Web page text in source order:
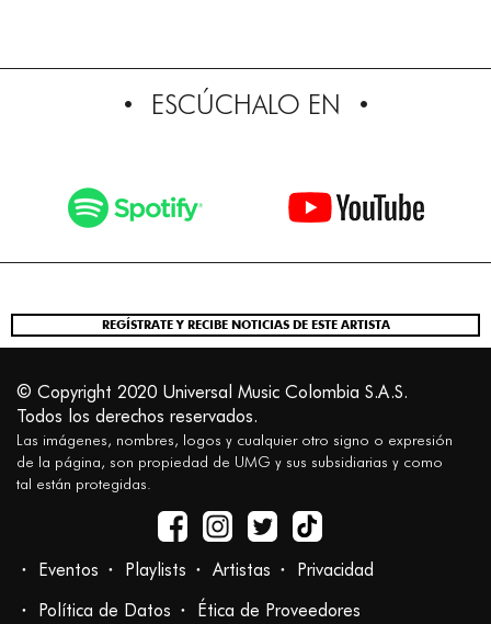
ESCÚCHALO EN
REGÍSTRATE Y RECIBE NOTICIAS DE ESTE ARTISTA
© Copyright 2020 Universal Music Colombia S.A.S.
Todos los derechos reservados.
Las imágenes, nombres, logos y cualquier otro signo o expresión
de la página, son propiedad de UMG y sus subsidiarias y como
tal están protegidas.
Eventos Playlists Artistas
Privacidad
Política de Datos
Ética de Proveedores